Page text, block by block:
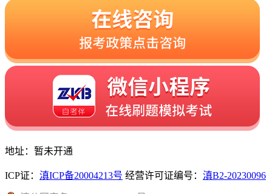
地址：暂未开通
ICP证： 滇ICP备20004213号 经营许可证编号： 滇B2-20230096